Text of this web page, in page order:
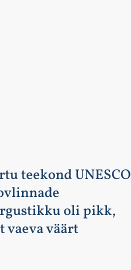
teekond UNESCO
oli pikk,
vaeva väärt